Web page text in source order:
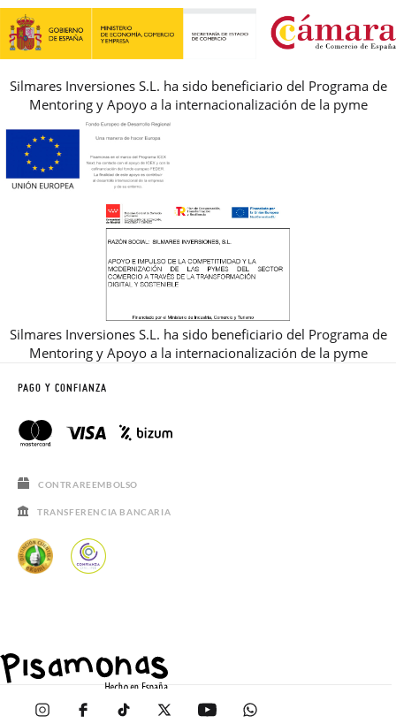
REBAJAS
Silmares Inversiones S.L. ha sido beneficiario del Programa de
Mentoring y Apoyo a la internacionalización de la pyme
Silmares Inversiones S.L. ha sido beneficiario del Programa de
Mentoring y Apoyo a la internacionalización de la pyme
PAGO Y CONFIANZA
CONTRAREEMBOLSO
TRANSFERENCIA BANCARIA